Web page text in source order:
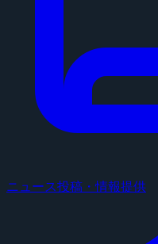
ニュース投稿・情報提供